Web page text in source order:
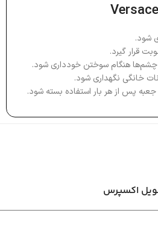
شود.
قرار گیرد.
هنگام سوختن خودداری شود.
خانگی نگهداری شود.
پس از هر بار استفاده بسته شود.
اکسپرس